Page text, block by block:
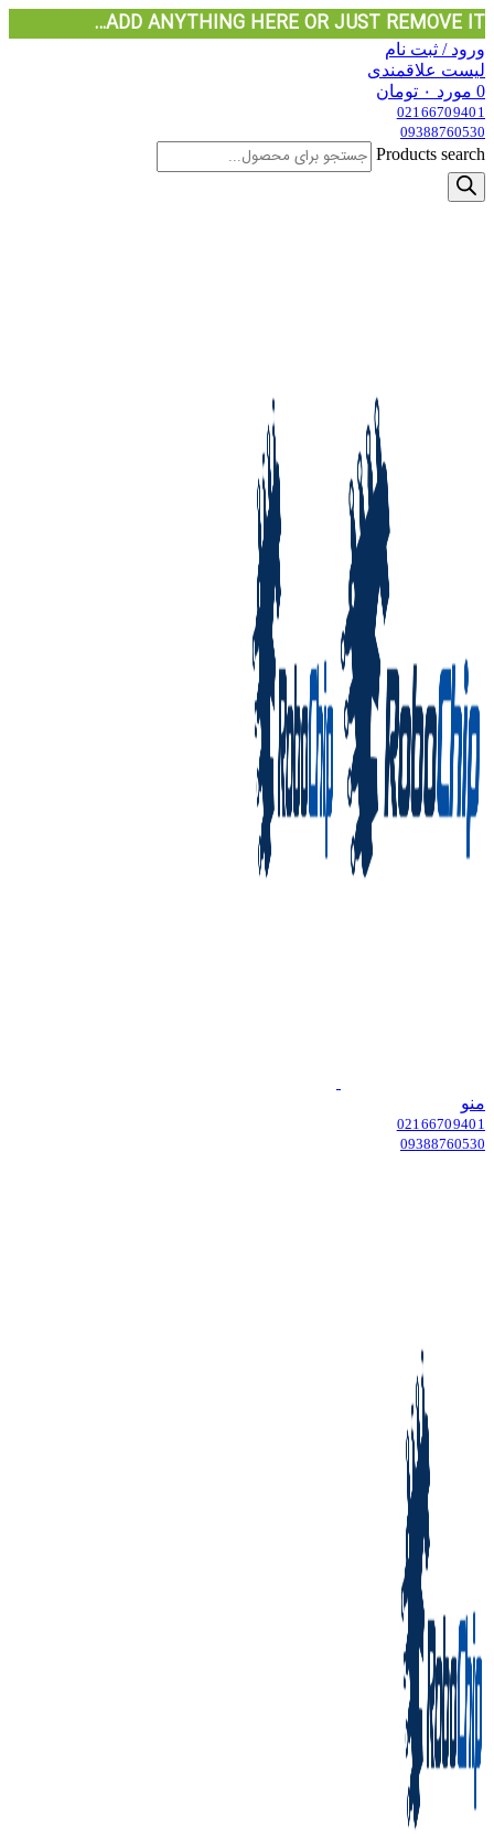
ADD ANYTHING HERE OR JUST REMOVE IT…
ورود / ثبت نام
لیست علاقمندی
0 مورد ۰ تومان
02166709401
09388760530
Products search
منو
02166709401
09388760530